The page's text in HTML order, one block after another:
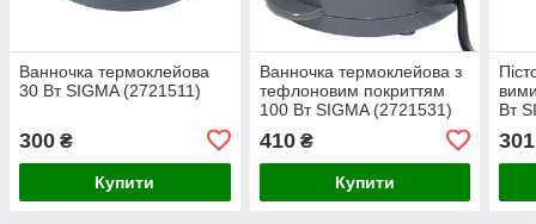
Ванночка термоклейова
30 Вт SIGMA (2721511)
300 ₴
Купити
Ванночка термоклейова з
тефлоновим покриттям
100 Вт SIGMA (2721531)
410₴
Купити
Вт
301